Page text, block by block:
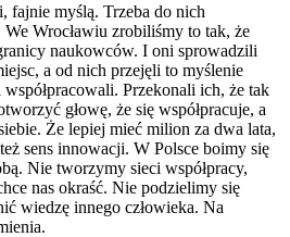
fajnie myślą. Trzeba do nich
Wrocławiu zrobiliśmy to tak, że
naukowców. I oni sprowadzili
a od nich przejęli to myślenie
Przekonali ich, że tak
głowę, że się współpracuje, a
Że lepiej mieć milion za dwa lata,
sens innowacji. W Polsce boimy się
Nie tworzymy sieci współpracy,
nas okraść. Nie podzielimy się
wiedzę innego człowieka. Na